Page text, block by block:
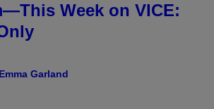
Week on VICE:
Emma Garland